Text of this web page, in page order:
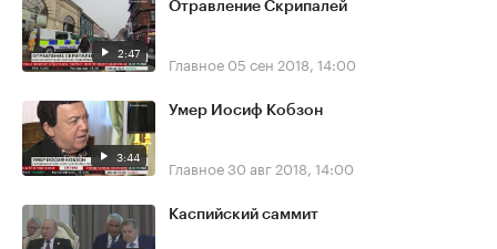
2:47
Отравление Скрипалей
Главное 05 сен 2018, 14:00
3:44
Умер Иосиф Кобзон
Главное30 авг 2018, 14:00
Каспийский саммит